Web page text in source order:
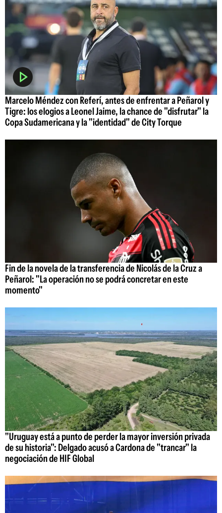
Marcelo Méndez con Referí, antes de enfrentar a Peñarol y
Tigre: los elogios a Leonel Jaime, la chance de "disfrutar" la
Copa Sudamericana y la "identidad" de City Torque
Fin de la novela de la transferencia de Nicolás de la Cruz a
Peñarol: "La operación no se podrá concretar en este
momento"
"Uruguay está a punto de perder la mayor inversión privada
de su historia": Delgado acusó a Cardona de "trancar" la
negociación de HIF Global